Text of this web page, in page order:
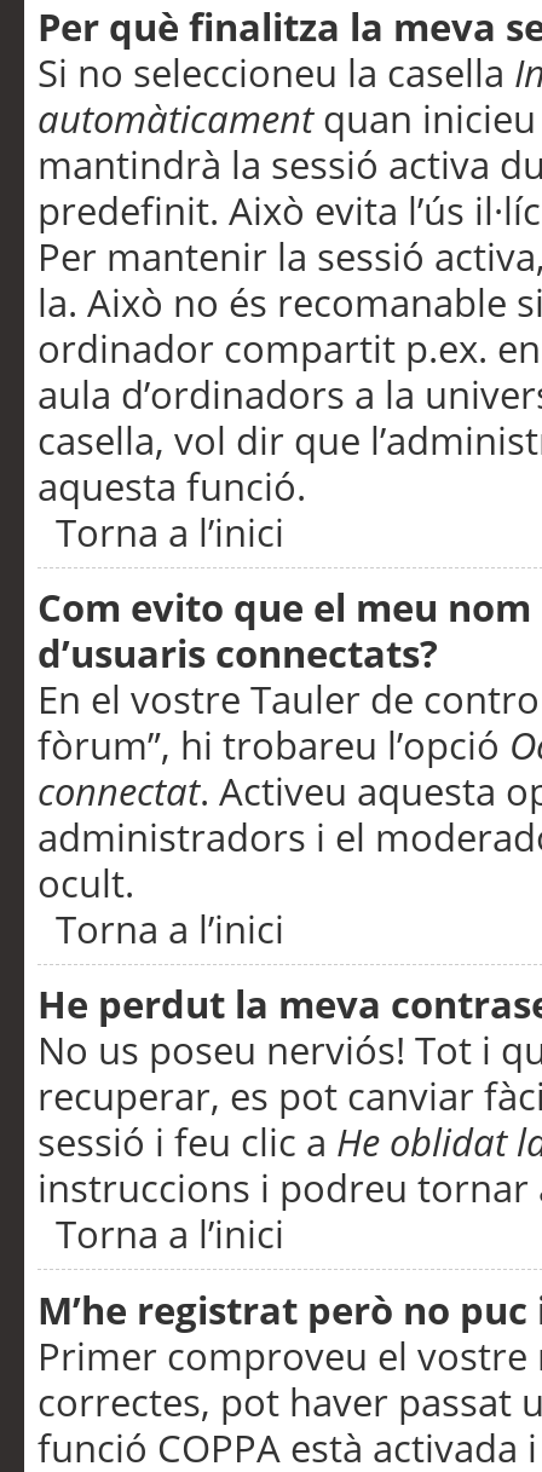
Per què finalitza la meva
Si no seleccioneu la casella
automàticamentquan inicieu
mantindrà la sessió activa
predefinit. Això evita l’ús
Per mantenir la sessió
la. Això no és recomanable
ordinador compartit p.ex.
aula d’ordinadors a la
casella, vol dir que
aquesta funció.
Torna a l’inici
Com evito que el meu
d’usuaris connectats?
En el vostre Tauler de
fòrum”, hi trobareu l’opció
connectat. Activeu aquesta
administradors i el
ocult.
Torna a l’inici
He perdut la meva
No us poseu nerviós! Tot i
recuperar, es pot canviar
sessió i feu clic a He oblidat
instruccions i podreu tornar
Torna a l’inici
M’he registrat però no
Primer comproveu el vostre
correctes, pot haver passat
funció COPPA està